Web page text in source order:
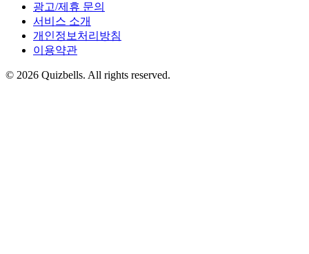
광고/제휴 문의
서비스 소개
개인정보처리방침
이용약관
© 2026 Quizbells. All rights reserved.